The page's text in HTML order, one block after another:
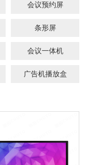
会议预约屏
条形屏
会议一体机
广告机播放盒